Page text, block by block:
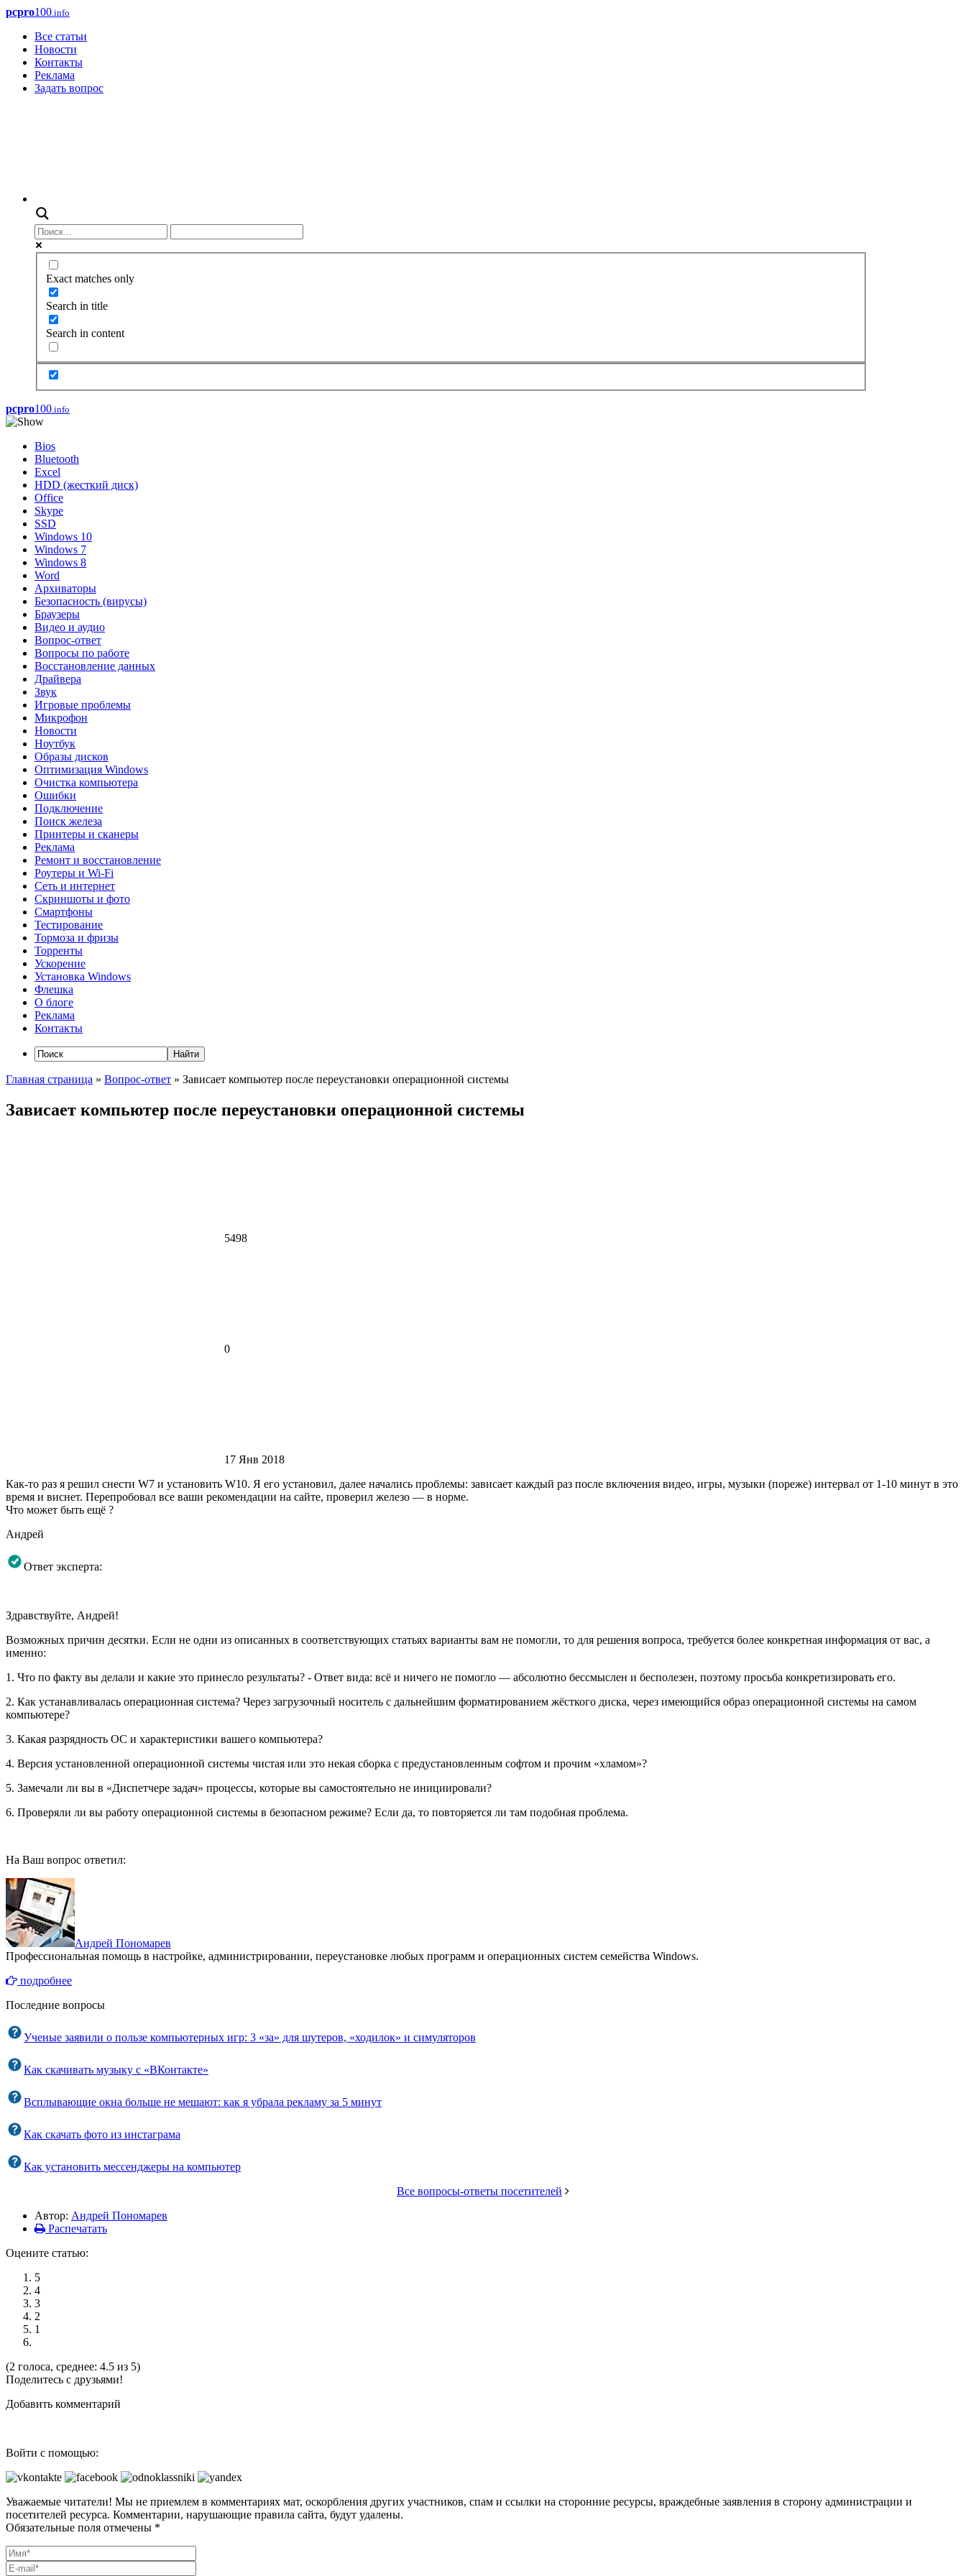
pcpro100.info
Все статьи
Новости
Контакты
Реклама
Задать вопрос
Exact matches only
Search in title
Search in content
pcpro100.info
Bios
Bluetooth
Excel
HDD (жесткий диск)
Office
Skype
SSD
Windows 10
Windows 7
Windows 8
Word
Архиваторы
Безопасность (вирусы)
Браузеры
Видео и аудио
Вопрос-ответ
Вопросы по работе
Восстановление данных
Драйвера
Звук
Игровые проблемы
Микрофон
Новости
Ноутбук
Образы дисков
Оптимизация Windows
Очистка компьютера
Ошибки
Подключение
Поиск железа
Принтеры и сканеры
Реклама
Ремонт и восстановление
Роутеры и Wi-Fi
Сеть и интернет
Скриншоты и фото
Смартфоны
Тестирование
Тормоза и фризы
Торренты
Ускорение
Установка Windows
Флешка
О блоге
Реклама
Контакты
Главная страница » Вопрос-ответ » Зависает компьютер после переустановки операционной системы
Зависает компьютер после переустановки операционной системы
5498
0
17 Янв 2018
Как-то раз я решил снести W7 и установить W10. Я его установил, далее начались проблемы: зависает каждый раз после включения видео, игры, музыки (пореже) интервал от 1-10 минут в это
время и виснет. Перепробовал все ваши рекомендации на сайте, проверил железо — в норме.
Что может быть ещё ?
Андрей
Ответ эксперта:
Здравствуйте, Андрей!
Возможных причин десятки. Если не одни из описанных в соответствующих статьях варианты вам не помогли, то для решения вопроса, требуется более конкретная информация от вас, а
именно:
1. Что по факту вы делали и какие это принесло результаты? - Ответ вида: всё и ничего не помогло — абсолютно бессмыслен и бесполезен, поэтому просьба конкретизировать его.
2. Как устанавливалась операционная система? Через загрузочный носитель с дальнейшим форматированием жёсткого диска, через имеющийся образ операционной системы на самом
компьютере?
3. Какая разрядность ОС и характеристики вашего компьютера?
4. Версия установленной операционной системы чистая или это некая сборка с предустановленным софтом и прочим «хламом»?
5. Замечали ли вы в «Диспетчере задач» процессы, которые вы самостоятельно не инициировали?
6. Проверяли ли вы работу операционной системы в безопасном режиме? Если да, то повторяется ли там подобная проблема.
На Ваш вопрос ответил:
Андрей Пономарев
Профессиональная помощь в настройке, администрировании, переустановке любых программ и операционных систем семейства Windows.
подробнее
Последние вопросы
Ученые заявили о пользе компьютерных игр: 3 «за» для шутеров, «ходилок» и симуляторов
Как скачивать музыку с «ВКонтакте»
Всплывающие окна больше не мешают: как я убрала рекламу за 5 минут
Как скачать фото из инстаграма
Как установить мессенджеры на компьютер
Все вопросы-ответы посетителей
Автор: Андрей Пономарев
Распечатать
Оцените статью:
5
4
3
2
1
(2 голоса, среднее: 4.5 из 5)
Поделитесь с друзьями!
Добавить комментарий
Войти с помощью:
Уважаемые читатели! Мы не приемлем в комментариях мат, оскорбления других участников, спам и ссылки на сторонние ресурсы, враждебные заявления в сторону администрации и
посетителей ресурса. Комментарии, нарушающие правила сайта, будут удалены.
Обязательные поля отмечены *